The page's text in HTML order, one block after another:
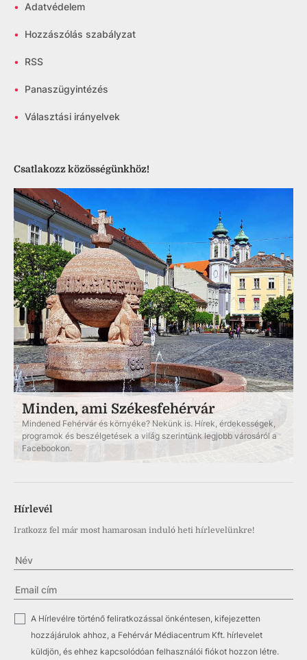
• Adatvédelem
• Hozzászólás szabályzat
• RSS
• Panaszügyintézés
• Választási irányelvek
Csatlakozz közösségünkhöz!
Minden, ami Székesfehérvár
Mindened Fehérvár és környéke? Nekünk is. Hírek, érdekességek,
programok és beszélgetések a világ szerintünk legjobb városáról a
Facebookon.
Hírlevél
Iratkozz fel már most hamarosan induló heti hírlevelünkre!
A Hírlevélre történő feliratkozással önkéntesen, kifejezetten
hozzájárulok ahhoz, a Fehérvár Médiacentrum Kft. hírlevelet
küldjön, és ehhez kapcsolódóan felhasználói fiókot hozzon létre.